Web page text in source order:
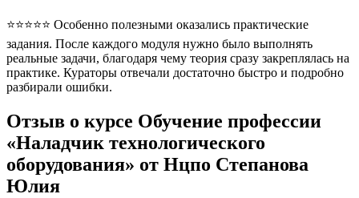
⭐⭐⭐⭐⭐ Особенно полезными оказались практические
задания. После каждого модуля нужно было выполнять
реальные задачи, благодаря чему теория сразу закреплялась на
практике. Кураторы отвечали достаточно быстро и подробно
разбирали ошибки.
Отзыв о курсе Обучение профессии
«Наладчик технологического
оборудования» от Нцпо Степанова
Юлия